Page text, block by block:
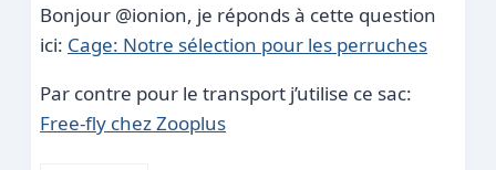
Bonjour @ionion, je réponds à cette question
ici: Cage: Notre sélection pour les perruches
Par contre pour le transport j’utilise ce sac:
Free-fly chez Zooplus